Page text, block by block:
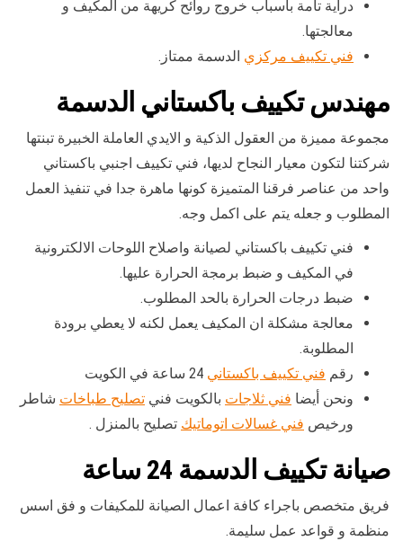
دراية تامة بأسباب خروج روائح كريهة من المكيف و
معالجتها.
فني تكييف مركزي الدسمة ممتاز.
مهندس تكييف باكستاني الدسمة
مجموعة مميزة من العقول الذكية و الايدي العاملة الخبيرة تبنتها
شركتنا لتكون معيار النجاح لديها، فني تكييف اجنبي باكستاني
واحد من عناصر فرقنا المتميزة كونها ماهرة جدا في تنفيذ العمل
المطلوب و جعله يتم على اكمل وجه.
فني تكييف باكستاني لصيانة واصلاح اللوحات الالكترونية
في المكيف و ضبط برمجة الحرارة عليها.
ضبط درجات الحرارة بالحد المطلوب.
معالجة مشكلة ان المكيف يعمل لكنه لا يعطي برودة
المطلوبة.
رقم فني تكييف باكستاني
ونحن أيضا فني ثلاجات بالكويت فني تصليح طباخات شاطر
ورخيص فني غسالات اتوماتيك تصليح بالمنزل .
صيانة تكييف الدسمة
فريق متخصص باجراء كافة اعمال الصيانة للمكيفات و فق اسس
منظمة و قواعد عمل سليمة.